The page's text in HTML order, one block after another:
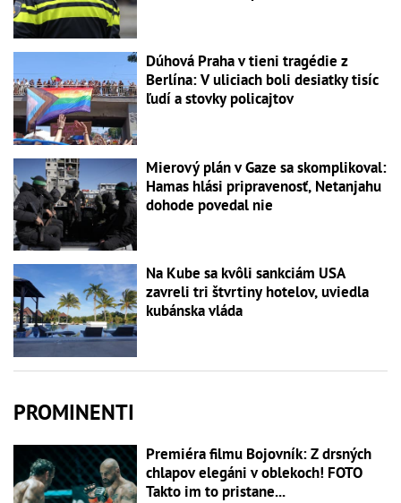
Dúhová Praha v tieni tragédie z
Berlína: V uliciach boli desiatky tisíc
ľudí a stovky policajtov
Mierový plán v Gaze sa skomplikoval:
Hamas hlási pripravenosť, Netanjahu
dohode povedal nie
Na Kube sa kvôli sankciám USA
zavreli tri štvrtiny hotelov, uviedla
kubánska vláda
PROMINENTI
Premiéra filmu Bojovník: Z drsných
chlapov elegáni v oblekoch! FOTO
Takto im to pristane...